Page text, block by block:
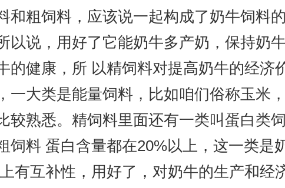
粗饲料，应该说一起构成了奶牛饲料
说，用好了它能奶牛多产奶，保持奶
的健康，所 以精饲料对提高奶牛的经济
一大类是能量饲料，比如咱们俗称玉米
较熟悉。精饲料里面还有一类叫蛋白类
料 蛋白含量都在20%以上，这一类是
有互补性，用好了，对奶牛的生产和经